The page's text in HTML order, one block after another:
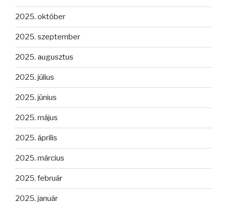
2025. október
2025. szeptember
2025. augusztus
2025. július
2025. június
2025. május
2025. április
2025. március
2025. február
2025. január